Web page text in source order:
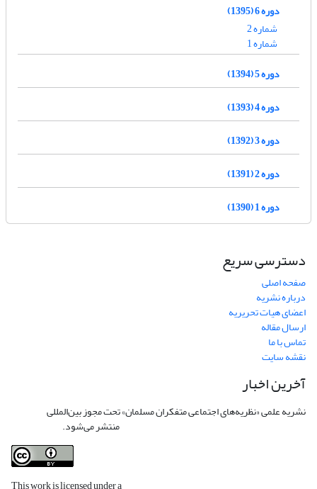
دوره 6 (1395)
شماره 2
شماره 1
دوره 5 (1394)
دوره 4 (1393)
دوره 3 (1392)
دوره 2 (1391)
دوره 1 (1390)
دسترسی سریع
صفحه اصلی
درباره نشریه
اعضای هیات تحریریه
ارسال مقاله
تماس با ما
نقشه سایت
آخرین اخبار
نشریه علمی «نظریه‌های اجتماعی متفکران مسلمان» تحت مجوز بین‌المللی
منتشر می‌شود.